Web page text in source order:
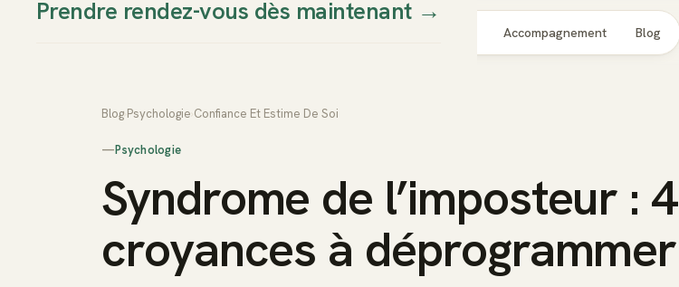
Accompagnement Blog
Prendre rendez-vous dès maintenant→
Blog Psychologie Confiance Et Estime De Soi
—Psychologie
Syndrome de l’imposteur : 4
croyances à déprogrammer